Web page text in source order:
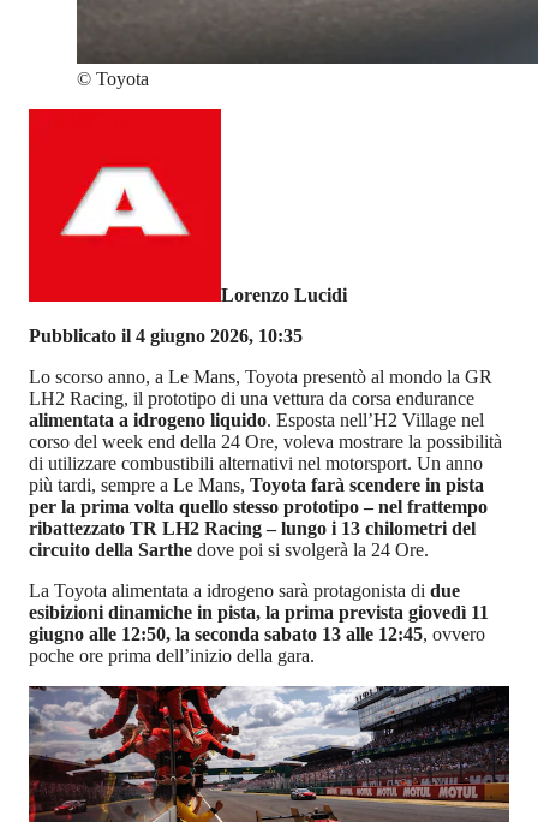
© Toyota
Lorenzo Lucidi
Pubblicato il 4 giugno 2026, 10:35
Lo scorso anno, a Le Mans, Toyota presentò al mondo la GR
LH2 Racing, il prototipo di una vettura da corsa endurance
alimentata a idrogeno liquido. Esposta nell’H2 Village nel
corso del week end della 24 Ore, voleva mostrare la possibilità
di utilizzare combustibili alternativi nel motorsport. Un anno
più tardi, sempre a Le Mans, Toyota farà scendere in pista
per la prima volta quello stesso prototipo – nel frattempo
ribattezzato TR LH2 Racing – lungo i 13 chilometri del
circuito della Sarthe dove poi si svolgerà la 24 Ore.
La Toyota alimentata a idrogeno sarà protagonista di due
esibizioni dinamiche in pista, la prima prevista giovedì 11
giugno alle 12:50, la seconda sabato 13 alle 12:45, ovvero
poche ore prima dell’inizio della gara.